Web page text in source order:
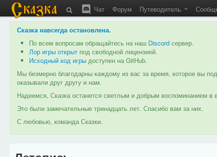
Чат Форум Путеводитель
Сказка навсегда остановлена.
По всем вопросам обращайтесь на наш Discord сервер.
Лор игры открыт под свободной лицензией.
Исходный код игры доступен на GitHub.
Мы безмерно благодарны каждому из вас за время, которое вы
оказывали друг другу и нам.
Надеемся, Сказка останется светлым и добрым воспоминанием
Это были замечательные тринадцать лет. Спасибо вам за них.
С любовью, команда Сказки.